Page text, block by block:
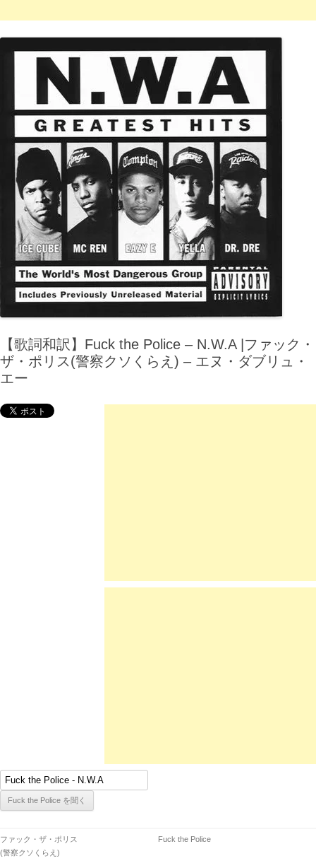
【歌詞和訳】Fuck the Police – N.W.A |ファック・
ザ・ポリス(警察クソくらえ) – エヌ・ダブリュ・
エー
ファック・ザ・ポリス
(警察クソくらえ)
Fuck the Police